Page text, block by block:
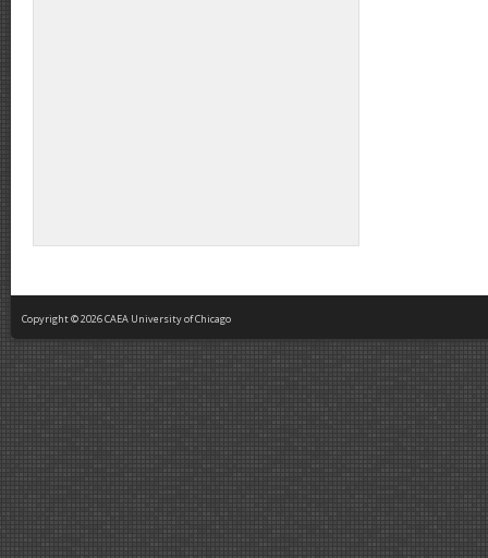
Copyright © 2026 CAEA University of Chicago